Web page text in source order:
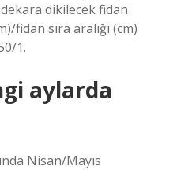
dikilecek fidan
fidan sıra aralığı (cm)
1.
aylarda
Nisan/Mayıs